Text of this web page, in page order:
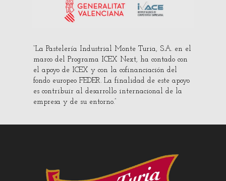
“La Pastelería Industrial Monte Turia, S.A. en el
marco del Programa ICEX Next, ha contado con
el apoyo de ICEX y con la cofinanciación del
fondo europeo FEDER. La finalidad de este apoyo
es contribuir al desarrollo internacional de la
empresa y de su entorno.”